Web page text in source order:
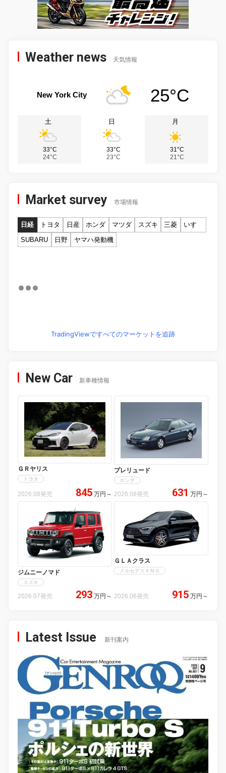
Weather news 天気情報
New York City 25°C
土
33°C
24°C
日
33°C
23°C
月
31°C
21°C
Market survey 市場情報
日経 トヨタ 日産 ホンダ マツダ スズキ 三菱
いすゞ
SUBARU
日野 ヤマハ発動機
TradingViewですべてのマーケットを追跡
New Car 新車種情報
ＧＲヤリス
トヨタ
2026.08発売 845 万円 ～
プレリュード
ホンダ
2026.08発売 631 万円 ～
ジムニーノマド
スズキ
2026.07発売 293 万円 ～
ＧＬＡクラス
メルセデスＡＭＧ
2026.06発売 915 万円 ～
Latest Issue 新刊案内